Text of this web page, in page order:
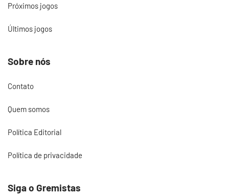
Próximos jogos
Últimos jogos
Sobre nós
Contato
Quem somos
Política Editorial
Política de privacidade
Siga o Gremistas